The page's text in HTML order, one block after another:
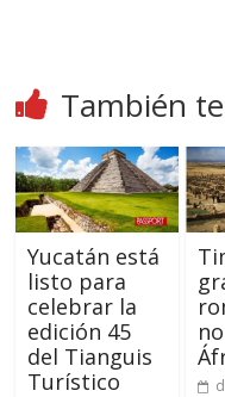
También
Yucatán está
listo para
celebrar la
edición 45
del Tianguis
Turístico